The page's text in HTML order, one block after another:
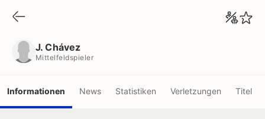
J. Chávez
Mittelfeldspieler
Informationen News Statistiken Verletzungen Titel